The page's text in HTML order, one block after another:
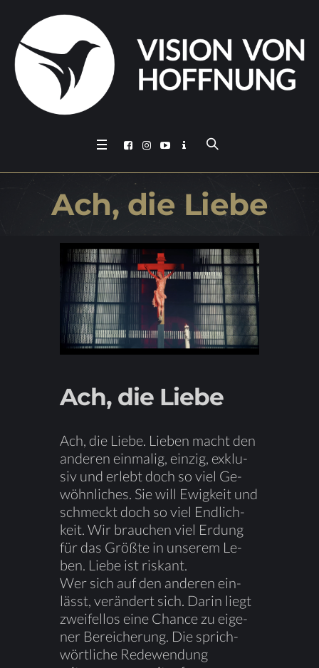
Ach, die Liebe
Ach, die Liebe
Ach, die Lie­be. Lie­ben macht den
an­de­ren ein­ma­lig, ein­zig, ex­klu­
siv und er­lebt doch so viel Ge­
wöhn­li­ches. Sie will Ewig­keit und
schmeckt doch so viel End­lich­
keit. Wir brau­chen viel Er­dung
für das Größ­te in un­se­rem Le­
ben. Lie­be ist riskant.
Wer sich auf den an­de­ren ein­
lässt, ver­än­dert sich. Dar­in liegt
zwei­fel­los eine Chan­ce zu ei­ge­
ner Be­rei­che­rung. Die sprich­
wört­li­che Re­de­wen­dung